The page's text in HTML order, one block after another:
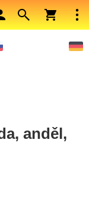
anděl,